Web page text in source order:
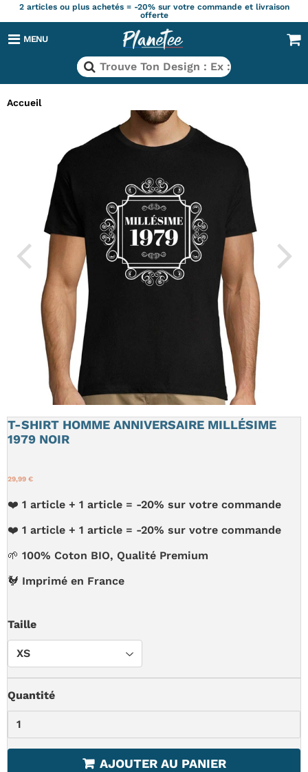
2 articles ou plus achetés = -20% sur votre commande et livraison
offerte
MENU
Accueil
T-SHIRT HOMME ANNIVERSAIRE MILLÉSIME
1979 NOIR
29,99 €
❤️ 1 article + 1 article = -20% sur votre commande
❤️ 1 article + 1 article = -20% sur votre commande
🌱 100% Coton BIO, Qualité Premium
🐓 Imprimé en France
Taille
Quantité
AJOUTER AU PANIER